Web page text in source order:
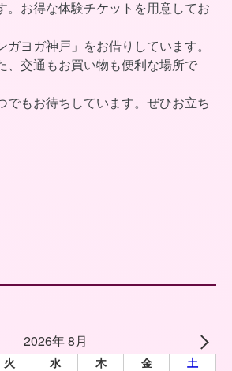
。お得な体験チケットを用意してお
ガヨガ神戸」をお借りしています。
、交通もお買い物も便利な場所で
でもお待ちしています。ぜひお立ち
2026年 8月
火 水 木 金 土